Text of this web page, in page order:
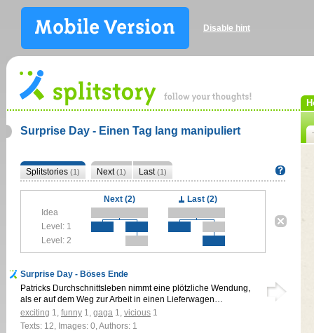
Disable hint
Surprise Day - Einen Tag lang manipuliert
Splitstories (1) Next(1) Last(1)
Next (2)
Last (2)
Idea
Level: 1
Level: 2
Surprise Day - Böses Ende
Patricks Durchschnittsleben nimmt eine plötzliche Wendung,
als er auf dem Weg zur Arbeit in einen Lieferwagen…
exciting 1, funny 1, gaga 1, vicious 1
Texts: 12, Images: 0, Authors: 1